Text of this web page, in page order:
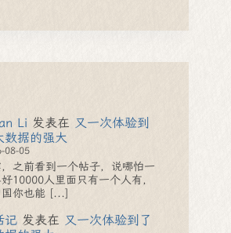
Li 发表在 又一次体验到
数据的强大
08-05
之前看到一个帖子，说哪怕一
10000人里面只有一个人有，
国你也能 [...]
记 发表在 又一次体验到了